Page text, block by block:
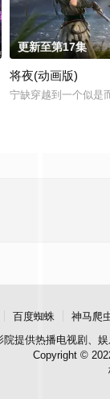
式的守夜人后，重
更新至第17集
将夜(动画版)
宁缺穿越到一个似是
百度蜘蛛 神马爬
院提供热播电视剧、
Copyright ©